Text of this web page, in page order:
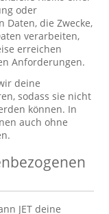
oder
Daten, die Zwecke,
verarbeiten,
erreichen
Anforderungen.
deine
sodass sie nicht
können. In
auch ohne
JET deine